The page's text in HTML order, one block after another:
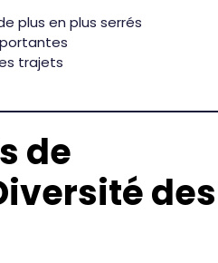
plus en plus serrés
trajets
de
des